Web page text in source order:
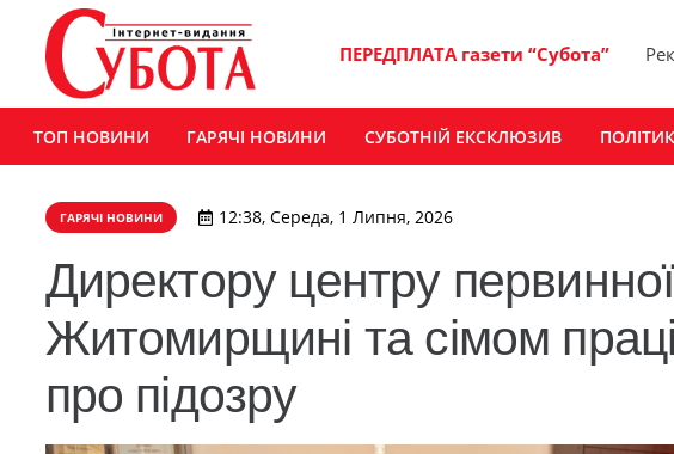
ПЕРЕДПЛАТА газети “Субота”
ТОП НОВИНИ ГАРЯЧІ НОВИНИ СУБОТНІЙ ЕКСКЛЮЗИВ
ГАРЯЧІ НОВИНИ 12:38, Середа, 1 Липня, 2026
Директору центру
Житомирщині та сімом
про підозру